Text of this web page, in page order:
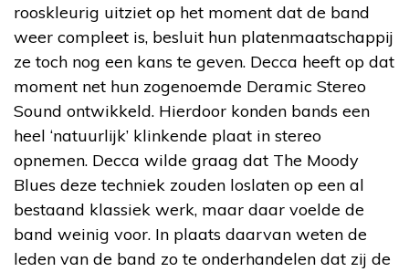
rooskleurig uitziet op het moment dat de band
weer compleet is, besluit hun platenmaatschappij
ze toch nog een kans te geven. Decca heeft op dat
moment net hun zogenoemde Deramic Stereo
Sound ontwikkeld. Hierdoor konden bands een
heel ‘natuurlijk’ klinkende plaat in stereo
opnemen. Decca wilde graag dat The Moody
Blues deze techniek zouden loslaten op een al
bestaand klassiek werk, maar daar voelde de
band weinig voor. In plaats daarvan weten de
leden van de band zo te onderhandelen dat zij de